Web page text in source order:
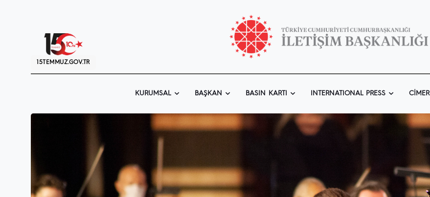
15TEMMUZ.GOV.TR
KURUMSAL BAŞKAN BASIN KARTI INTERNATIONAL PRESS CIMER